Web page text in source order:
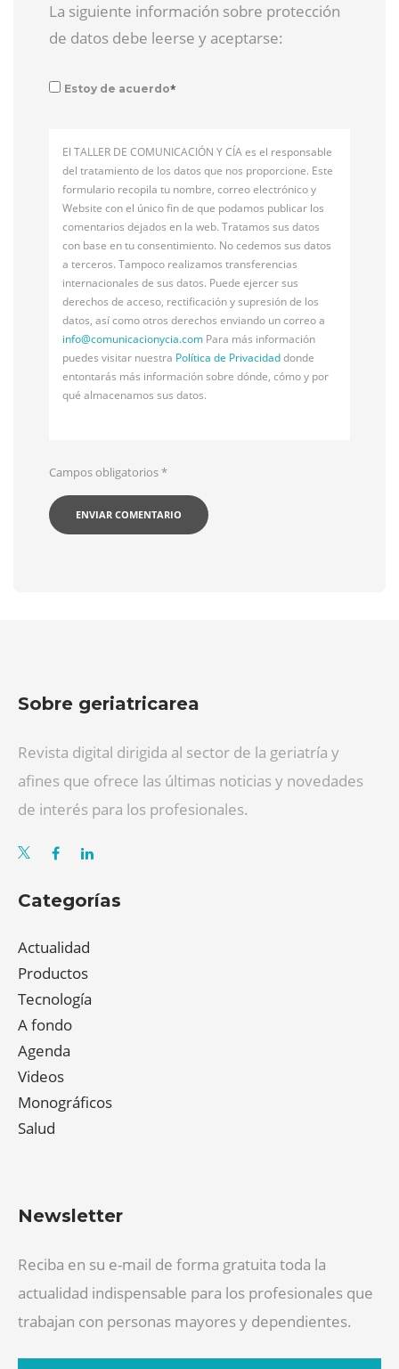
La siguiente información sobre protección
de datos debe leerse y aceptarse:
Estoy de acuerdo*
El TALLER DE COMUNICACIÓN Y CÍA es el responsable
del tratamiento de los datos que nos proporcione. Este
formulario recopila tu nombre, correo electrónico y
Website con el único fin de que podamos publicar los
comentarios dejados en la web. Tratamos sus datos
con base en tu consentimiento. No cedemos sus datos
a terceros. Tampoco realizamos transferencias
internacionales de sus datos. Puede ejercer sus
derechos de acceso, rectificación y supresión de los
datos, así como otros derechos enviando un correo a
info@comunicacionycia.com Para más información
puedes visitar nuestra Política de Privacidaddonde
entontarás más información sobre dónde, cómo y por
qué almacenamos sus datos.
Campos obligatorios*
Sobre geriatricarea
Revista digital dirigida al sector de la geriatría y
afines que ofrece las últimas noticias y novedades
de interés para los profesionales.
Categorías
Actualidad
Productos
Tecnología
A fondo
Agenda
Videos
Monográficos
Salud
Newsletter
Reciba en su e-mail de forma gratuita toda la
actualidad indispensable para los profesionales que
trabajan con personas mayores y dependientes.